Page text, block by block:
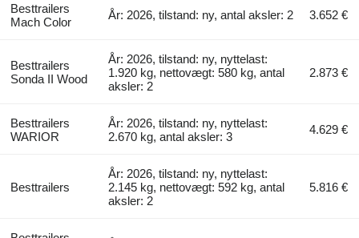
Besttrailers
Mach Color
År: 2026, tilstand: ny, antal aksler: 2 3.652 €
Besttrailers
Sonda II Wood
År: 2026, tilstand: ny, nyttelast:
1.920 kg, nettovægt: 580 kg, antal
aksler: 2
2.873 €
Besttrailers
WARIOR
År: 2026, tilstand: ny, nyttelast:
2.670 kg, antal aksler: 3
4.629 €
Besttrailers
År: 2026, tilstand: ny, nyttelast:
2.145 kg, nettovægt: 592 kg, antal
aksler: 2
5.816 €